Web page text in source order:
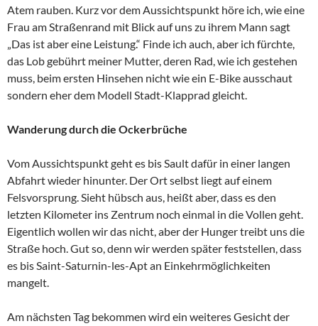
Atem rauben. Kurz vor dem Aussichtspunkt höre ich, wie eine
Frau am Straßenrand mit Blick auf uns zu ihrem Mann sagt
„Das ist aber eine Leistung.“ Finde ich auch, aber ich fürchte,
das Lob gebührt meiner Mutter, deren Rad, wie ich gestehen
muss, beim ersten Hinsehen nicht wie ein E-Bike ausschaut
sondern eher dem Modell Stadt-Klapprad gleicht.
Wanderung durch die Ockerbrüche
Vom Aussichtspunkt geht es bis Sault dafür in einer langen
Abfahrt wieder hinunter. Der Ort selbst liegt auf einem
Felsvorsprung. Sieht hübsch aus, heißt aber, dass es den
letzten Kilometer ins Zentrum noch einmal in die Vollen geht.
Eigentlich wollen wir das nicht, aber der Hunger treibt uns die
Straße hoch. Gut so, denn wir werden später feststellen, dass
es bis Saint-Saturnin-les-Apt an Einkehrmöglichkeiten
mangelt.
Am nächsten Tag bekommen wird ein weiteres Gesicht der